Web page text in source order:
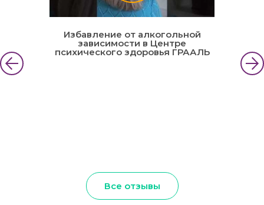
Избавление от алкогольной
зависимости в Центре
психического здоровья ГРААЛЬ
Все отзывы